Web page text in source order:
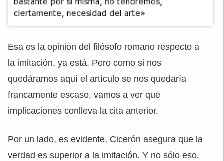
Esa es la opinión del filósofo romano respecto a
la imitación, ya está. Pero como si nos
quedáramos aquí el artículo se nos quedaría
francamente escaso, vamos a ver qué
implicaciones conlleva la cita anterior.
Por un lado, es evidente, Cicerón asegura que la
verdad es superior a la imitación. Y no sólo eso,